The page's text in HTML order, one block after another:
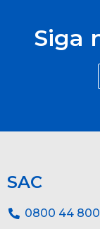
Siga
SAC
0800 44